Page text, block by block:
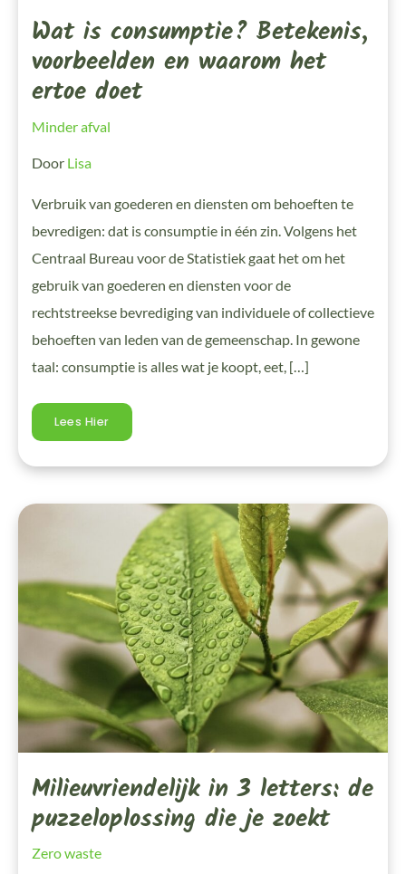
Wat is consumptie? Betekenis,
voorbeelden en waarom het
ertoe doet
Minder afval
Door Lisa
Verbruik van goederen en diensten om behoeften te
bevredigen: dat is consumptie in één zin. Volgens het
Centraal Bureau voor de Statistiek gaat het om het
gebruik van goederen en diensten voor de
rechtstreekse bevrediging van individuele of collectieve
behoeften van leden van de gemeenschap. In gewone
taal: consumptie is alles wat je koopt, eet, […]
Lees Hier
Milieuvriendelijk in 3 letters: de
puzzeloplossing die je zoekt
Zero waste
Milieuvriendelijk
Puzzeloplossing
Die
Je
Zoekt